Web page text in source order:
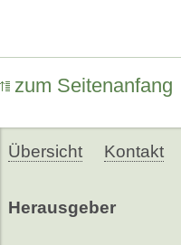
zum Seitenanfang
Übersicht Kontakt
Herausgeber